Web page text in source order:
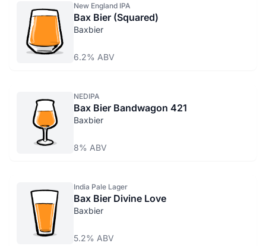
New England IPA
Bax Bier (Squared)
Baxbier
6.2% ABV
NEDIPA
Bax Bier Bandwagon 421
Baxbier
8% ABV
India Pale Lager
Bax Bier Divine Love
Baxbier
5.2% ABV